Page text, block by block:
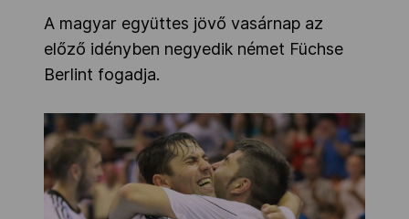
A magyar együttes jövő vasárnap az
előző idényben negyedik német Füchse
Berlint fogadja.